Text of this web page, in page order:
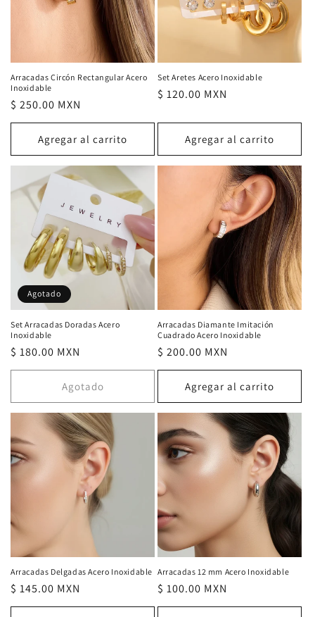
Arracadas Circón Rectangular Acero
Inoxidable
Precio
habitual
$ 250.00 MXN
Agregar al carrito
Set Aretes Acero Inoxidable
Precio
$ 120.00 MXN
Agregar al carrito
Agotado
Set Arracadas Doradas Acero
Inoxidable
Precio
habitual
$ 180.00 MXN
Agotado
Arracadas Diamante Imitación
Cuadrado Acero Inoxidable
Precio
habitual
$ 200.00 MXN
Agregar al carrito
Arracadas Delgadas Acero Inoxidable
Precio
habitual
$ 145.00 MXN
Arracadas 12 mm Acero Inoxidable
Precio
habitual
$ 100.00 MXN